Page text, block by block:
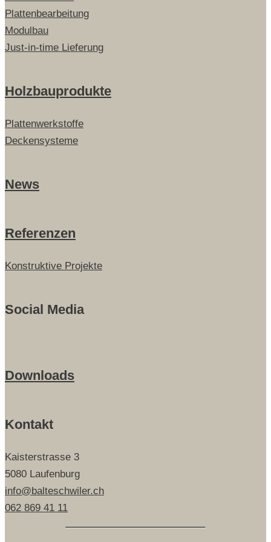
Plattenbearbeitung
Modulbau
Just-in-time Lieferung
Holzbauprodukte
Plattenwerkstoffe
Deckensysteme
News
Referenzen
Konstruktive Projekte
Social Media
Downloads
Kontakt
Kaisterstrasse 3
5080 Laufenburg
info@balteschwiler.ch
062 869 41 11